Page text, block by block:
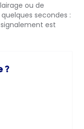
ou de
secondes :
est
?